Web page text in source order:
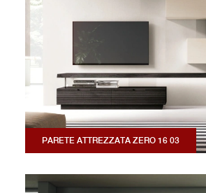
PARETE ATTREZZATA ZERO 16 03